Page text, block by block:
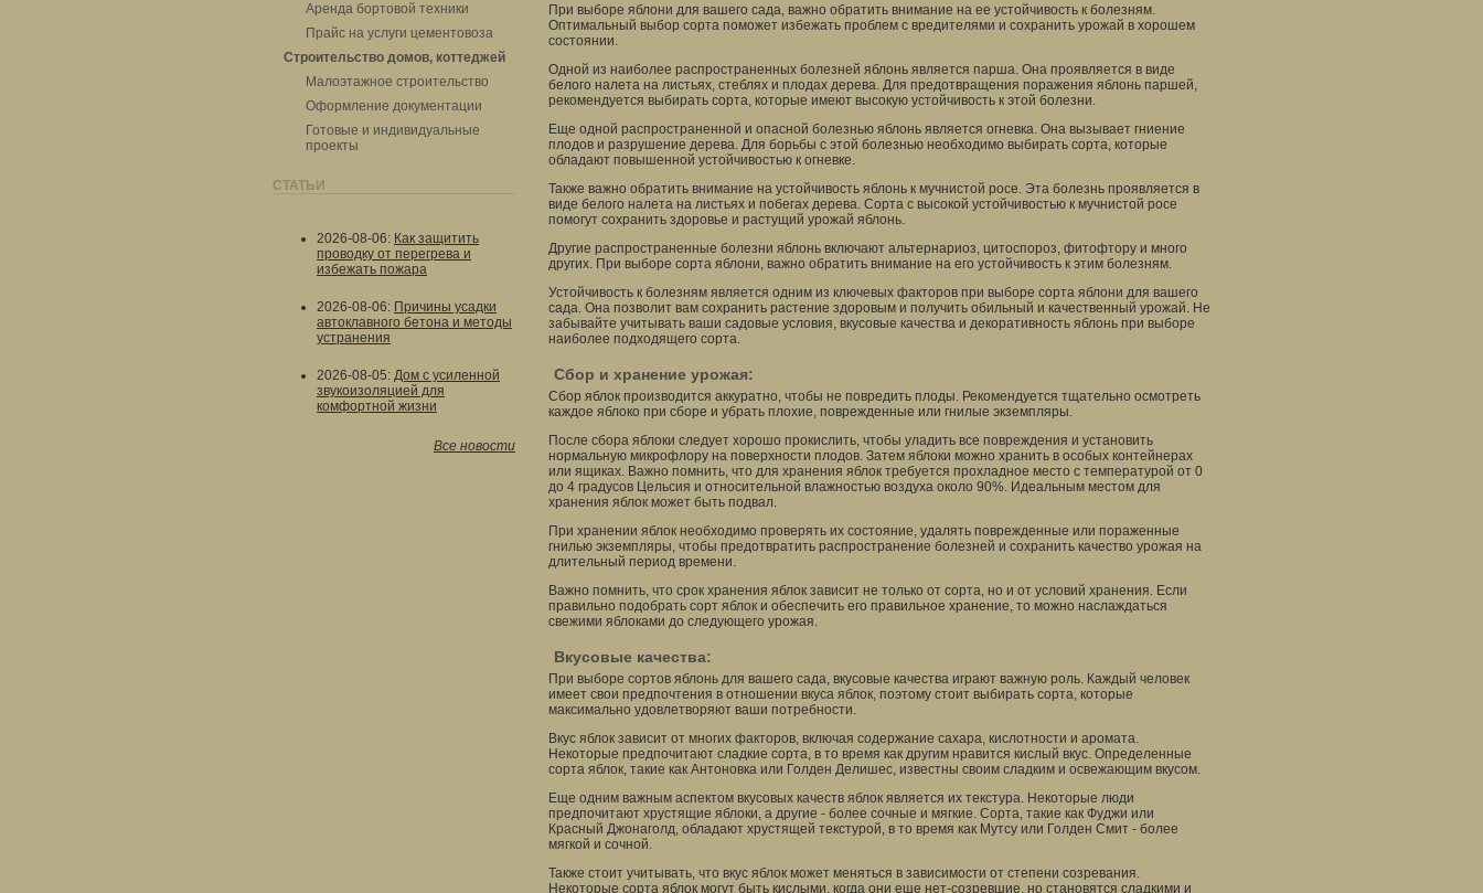
Аренда бортовой техники
Прайс на услуги цементовоза
Строительство домов, коттеджей
Малоэтажное строительство
Оформление документации
Готовые и индивидуальные
проекты
СТАТЬИ
2026-08-06: Как защитить
проводку от перегрева и
избежать пожара
2026-08-06: Причины усадки
автоклавного бетона и методы
устранения
2026-08-05: Дом с усиленной
звукоизоляцией для
комфортной жизни
Все новости
При выборе яблони для вашего сада, важно обратить внимание на ее устойчивость к болезням.
Оптимальный выбор сорта поможет избежать проблем с вредителями и сохранить урожай в хорошем
состоянии.
Одной из наиболее распространенных болезней яблонь является парша. Она проявляется в виде
белого налета на листьях, стеблях и плодах дерева. Для предотвращения поражения яблонь паршей,
рекомендуется выбирать сорта, которые имеют высокую устойчивость к этой болезни.
Еще одной распространенной и опасной болезнью яблонь является огневка. Она вызывает гниение
плодов и разрушение дерева. Для борьбы с этой болезнью необходимо выбирать сорта, которые
обладают повышенной устойчивостью к огневке.
Также важно обратить внимание на устойчивость яблонь к мучнистой росе. Эта болезнь проявляется в
виде белого налета на листьях и побегах дерева. Сорта с высокой устойчивостью к мучнистой росе
помогут сохранить здоровье и растущий урожай яблонь.
Другие распространенные болезни яблонь включают альтернариоз, цитоспороз, фитофтору и много
других. При выборе сорта яблони, важно обратить внимание на его устойчивость к этим болезням.
Устойчивость к болезням является одним из ключевых факторов при выборе сорта яблони для вашего
сада. Она позволит вам сохранить растение здоровым и получить обильный и качественный урожай. Не
забывайте учитывать ваши садовые условия, вкусовые качества и декоративность яблонь при выборе
наиболее подходящего сорта.
Сбор и хранение урожая:
Сбор яблок производится аккуратно, чтобы не повредить плоды. Рекомендуется тщательно осмотреть
каждое яблоко при сборе и убрать плохие, поврежденные или гнилые экземпляры.
После сбора яблоки следует хорошо прокислить, чтобы уладить все повреждения и установить
нормальную микрофлору на поверхности плодов. Затем яблоки можно хранить в особых контейнерах
или ящиках. Важно помнить, что для хранения яблок требуется прохладное место с температурой от 0
до 4 градусов Цельсия и относительной влажностью воздуха около 90%. Идеальным местом для
хранения яблок может быть подвал.
При хранении яблок необходимо проверять их состояние, удалять поврежденные или пораженные
гнилью экземпляры, чтобы предотвратить распространение болезней и сохранить качество урожая на
длительный период времени.
Важно помнить, что срок хранения яблок зависит не только от сорта, но и от условий хранения. Если
правильно подобрать сорт яблок и обеспечить его правильное хранение, то можно наслаждаться
свежими яблоками до следующего урожая.
Вкусовые качества:
При выборе сортов яблонь для вашего сада, вкусовые качества играют важную роль. Каждый человек
имеет свои предпочтения в отношении вкуса яблок, поэтому стоит выбирать сорта, которые
максимально удовлетворяют ваши потребности.
Вкус яблок зависит от многих факторов, включая содержание сахара, кислотности и аромата.
Некоторые предпочитают сладкие сорта, в то время как другим нравится кислый вкус. Определенные
сорта яблок, такие как Антоновка или Голден Делишес, известны своим сладким и освежающим вкусом.
Еще одним важным аспектом вкусовых качеств яблок является их текстура. Некоторые люди
предпочитают хрустящие яблоки, а другие - более сочные и мягкие. Сорта, такие как Фуджи или
Красный Джонаголд, обладают хрустящей текстурой, в то время как Мутсу или Голден Смит - более
мягкой и сочной.
Также стоит учитывать, что вкус яблок может меняться в зависимости от степени созревания.
Некоторые сорта яблок могут быть кислыми, когда они еще нет-созревшие, но становятся сладкими и